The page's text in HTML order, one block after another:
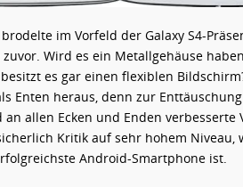
im Vorfeld der Galaxy S4-
Wird es ein Metallgehäuse
es gar einen flexiblen
Enten heraus, denn zur
allen Ecken und Enden verbesserte
Kritik auf sehr hohem Niveau,
Android-Smartphone ist.